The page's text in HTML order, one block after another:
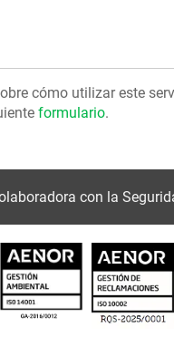
cómo utilizar este
formulario.
con la